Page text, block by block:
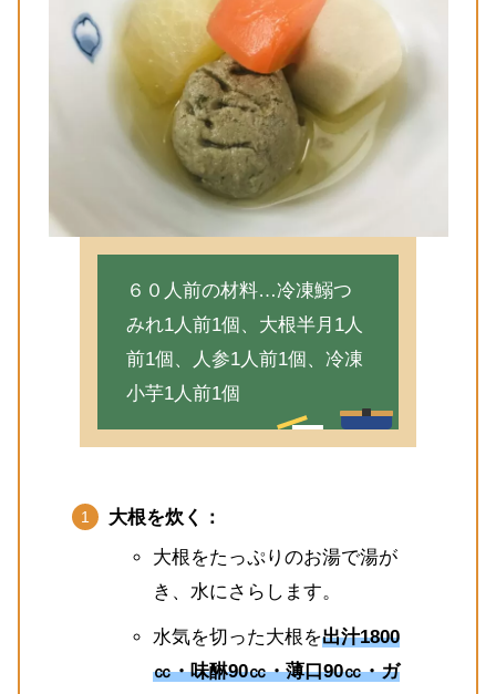
６０人前の材料…冷凍鰯つ
みれ1人前1個、大根半月1人
前1個、人参1人前1個、冷凍
小芋1人前1個
大根を炊く：
大根をたっぷりのお湯で湯が
き、水にさらします。
水気を切った大根を出汁1800
㏄・味醂90㏄・薄口90㏄・ガ